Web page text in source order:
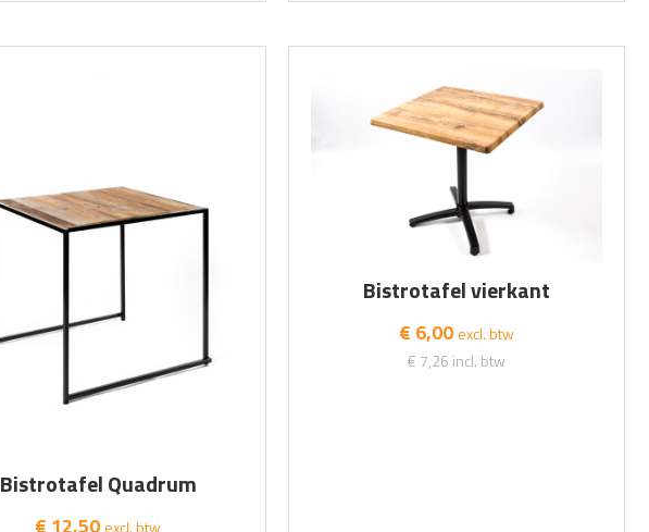
Bistrotafel Quadrum
Bistrotafel vierkant
€ 6,00 excl. btw
€ 7,26 incl. btw